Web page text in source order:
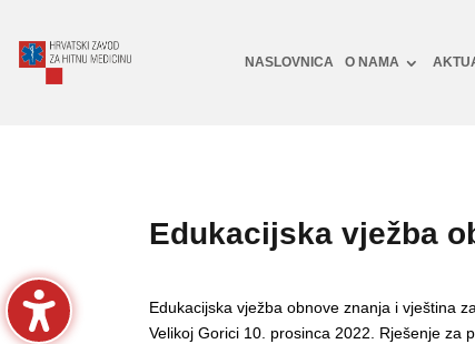
NASLOVNICA O NAMA
Edukacijska vježba
Edukacijska vježba obnove znanja i vještina
Velikoj Gorici 10. prosinca 2022. Rješenje za